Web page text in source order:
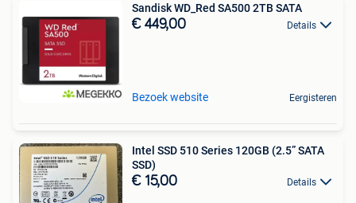
Sandisk WD_Red SA500 2TB SATA
€ 449,00 Details
Bezoek website Eergisteren
Intel SSD 510 Series 120GB (2.5” SATA
SSD)
€ 15,00 Details